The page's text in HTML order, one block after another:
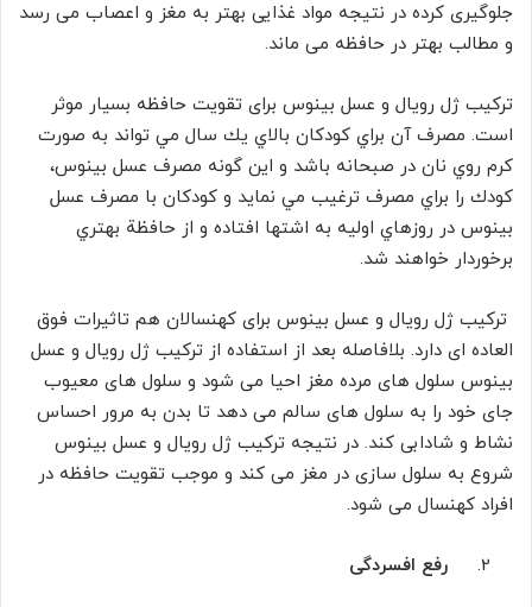
جلوگیری کرده در نتیجه مواد غذایی بهتر به مغز و اعصاب می رسد
و مطالب بهتر در حافظه می ماند.
ترکیب ژل رویال و عسل بینوس برای تقویت حافظه بسیار موثر
است. مصرف آن براي كودكان بالاي يك سال مي تواند به صورت
كرم روي نان در صبحانه باشد و اين گونه مصرف عسل بینوس،
كودك را براي مصرف ترغيب مي نمايد و كودكان با مصرف عسل
بینوس در روزهاي اوليه به اشتها افتاده و از حافظة بهتري
برخوردار خواهند شد.
ترکیب ژل رویال و عسل بینوس برای کهنسالان هم تاثیرات فوق
العاده ای دارد. بلافاصله بعد از استفاده از ترکیب ژل رویال و عسل
بینوس سلول های مرده مغز احیا می شود و سلول های معیوب
جای خود را به سلول های سالم می دهد تا بدن به مرور احساس
نشاط و شادابی کند. در نتیجه ترکیب ژل رویال و عسل بینوس
شروع به سلول سازی در مغز می کند و موجب تقویت حافظه در
افراد کهنسال می شود.
رفع افسردگی